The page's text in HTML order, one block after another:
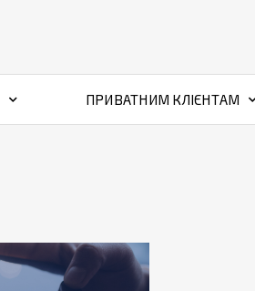
ПРИВАТНИМ КЛІЄНТАМ